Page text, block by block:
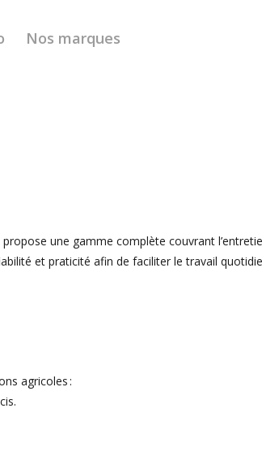
Nos marques
une gamme complète couvrant
et praticité afin de faciliter le travail
agricoles :